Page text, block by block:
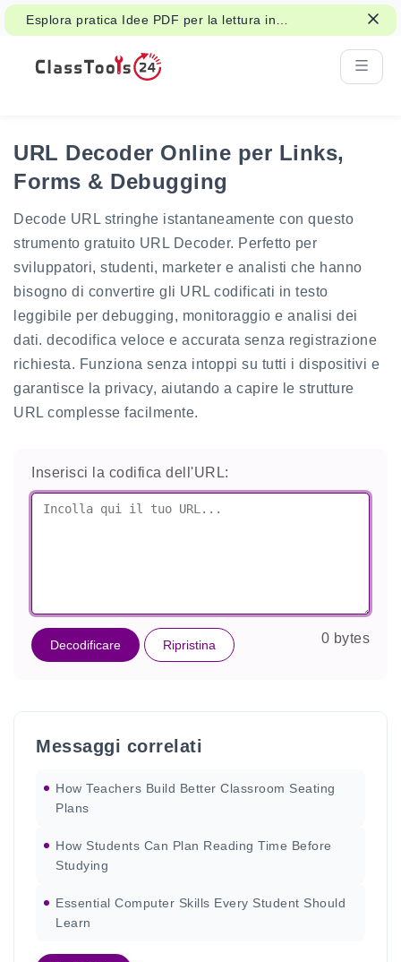
Esplora pratica Idee PDF per la lettura in
aula, handouts e lavoro studentesco.
URL Decoder Online per Links,
Forms & Debugging
Decode URL stringhe istantaneamente con questo
strumento gratuito URL Decoder. Perfetto per
sviluppatori, studenti, marketer e analisti che hanno
bisogno di convertire gli URL codificati in testo
leggibile per debugging, monitoraggio e analisi dei
dati. decodifica veloce e accurata senza registrazione
richiesta. Funziona senza intoppi su tutti i dispositivi e
garantisce la privacy, aiutando a capire le strutture
URL complesse facilmente.
Inserisci la codifica dell'URL:
Decodificare Ripristina 0 bytes
Messaggi correlati
How Teachers Build Better Classroom Seating
Plans
How Students Can Plan Reading Time Before
Studying
Essential Computer Skills Every Student Should
Learn